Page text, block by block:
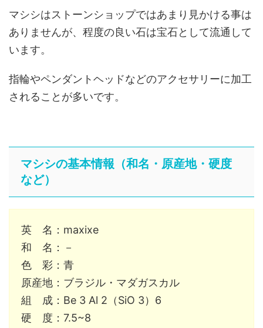
マシシはストーンショップではあまり見かける事は
ありませんが、程度の良い石は宝石として流通して
います。
指輪やペンダントヘッドなどのアクセサリーに加工
されることが多いです。
マシシの基本情報（和名・原産地・硬度
など）
英 名：maxixe
和 名：－
色 彩：青
原産地：ブラジル・マダガスカル
組 成：Be 3 Al 2（SiO 3）6
硬 度：7.5~8